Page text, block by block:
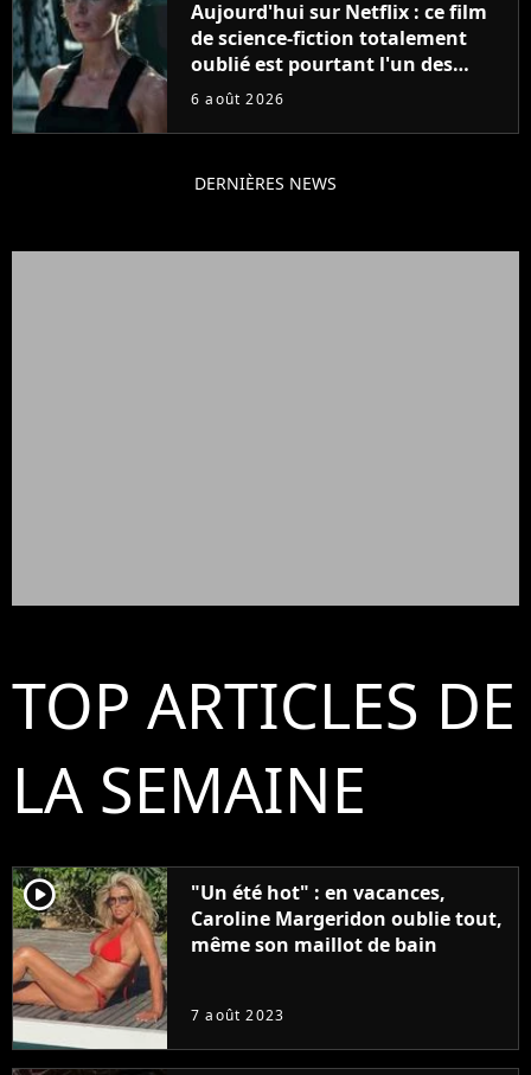
Aujourd'hui sur Netflix : ce film
de science-fiction totalement
oublié est pourtant l'un des
meilleurs des années 2010
6 août 2026
DERNIÈRES NEWS
TOP ARTICLES DE
LA SEMAINE
player2
"Un été hot" : en vacances,
Caroline Margeridon oublie tout,
même son maillot de bain
7 août 2023